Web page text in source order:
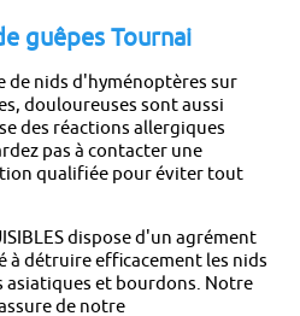
guêpes Tournai
de nids d'hyménoptères sur
douloureuses sont aussi
des réactions allergiques
pas à contacter une
qualifiée pour éviter tout
dispose d'un agrément
détruire efficacement les nids
asiatiques et bourdons. Notre
de notre